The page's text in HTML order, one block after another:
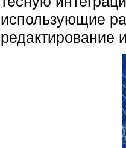
использующие
редактирование